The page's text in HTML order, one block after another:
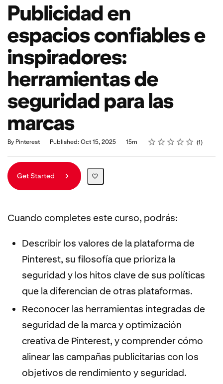
Publicidad en
espacios confiables e
inspiradores:
herramientas de
seguridad para las
marcas
By Pinterest Published: Oct 15, 2025
Duration 15m Rating
1 star
2 stars
3 stars
4 stars
5 stars
Average rating: 5.0 1
1 review
Get Started
Cuando completes este curso, podrás:
Describir los valores de la plataforma de
Pinterest, su filosofía que prioriza la
seguridad y los hitos clave de sus políticas
que la diferencian de otras plataformas.
Reconocer las herramientas integradas de
seguridad de la marca y optimización
creativa de Pinterest, y comprender cómo
alinear las campañas publicitarias con los
objetivos de rendimiento y seguridad.